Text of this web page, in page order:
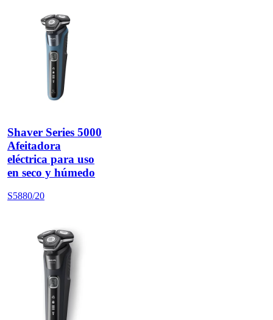
Shaver Series 5000
Afeitadora
eléctrica para uso
en seco y húmedo
S5880/20